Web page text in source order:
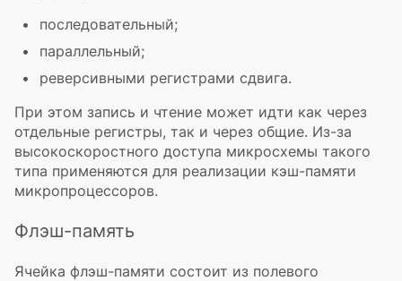
последовательный;
параллельный;
реверсивными регистрами сдвига.
При этом запись и чтение может идти как через
отдельные регистры, так и через общие. Из-за
высокоскоростного доступа микросхемы такого
типа применяются для реализации кэш-памяти
микропроцессоров.
Флэш-память
Ячейка флэш-памяти состоит из полевого